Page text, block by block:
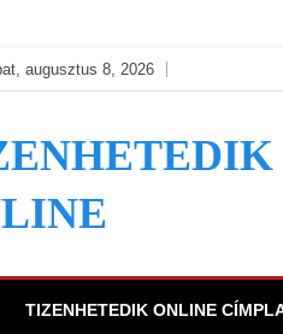
augusztus 8, 2026
TIZENHETEDIK ONLINE